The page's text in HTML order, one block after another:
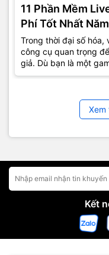
11 Phần Mềm
Phí Tốt Nhất
Trong thời đại số hóa,
công cụ quan trọng
giả. Dù bạn là một
Xem
Kết